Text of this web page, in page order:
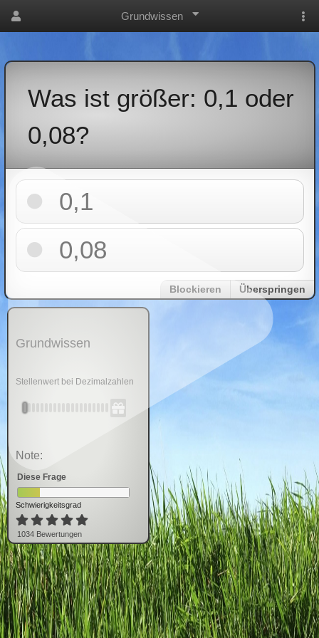
Grundwissen
Was ist größer: 0,1 oder
0,08?
0,1
0,08
Blockieren Überspringen
Grundwissen
Stellenwert bei Dezimalzahlen
Note:
Diese Frage
Schwierigkeitsgrad
1034 Bewertungen